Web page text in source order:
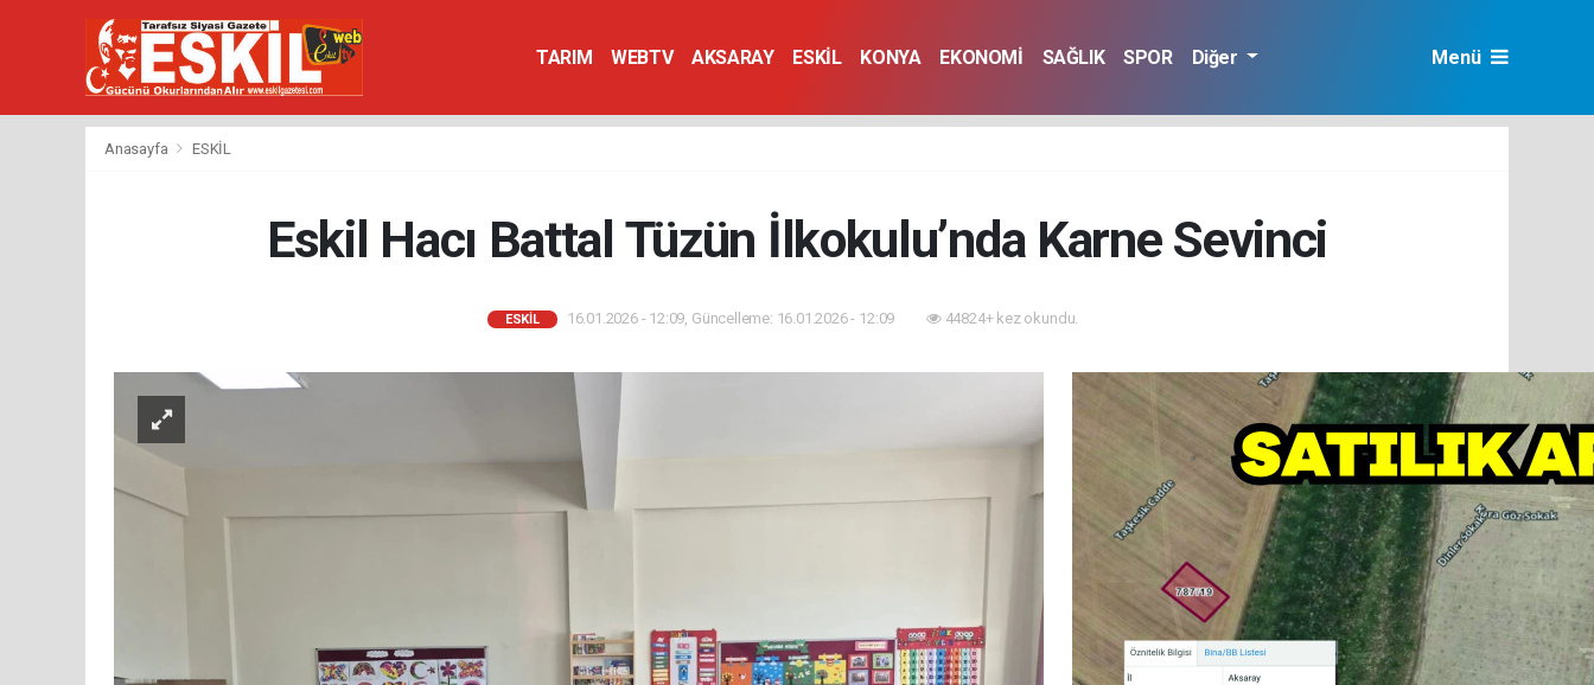
TARIM WEBTV AKSARAY ESKİL KONYA EKONOMİ SAĞLIK SPOR Diğer Menü
Anasayfa ESKİL
Eskil Hacı Battal Tüzün İlkokulu’nda Karne Sevinci
ESKİL 16.01.2026 - 12:09, Güncelleme: 16.01.2026 - 12:09 44824+ kez okundu.